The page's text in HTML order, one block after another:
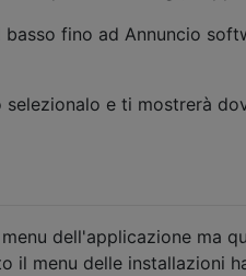
basso fino ad Annuncio
selezionalo e ti mostrerà
dell'applicazione ma
il menu delle installazioni